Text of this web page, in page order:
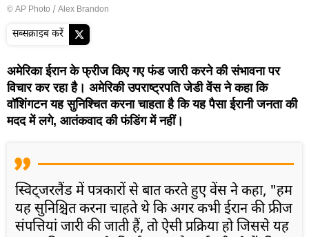
© AP Photo / Alex Brandon
सब्सक्राइब करें
अमेरिका ईरान के फ्रीज किए गए फंड जारी करने की संभावना पर
विचार कर रहा है। अमेरिकी उपराष्ट्रपति जेडी वेंस ने कहा कि
वॉशिंगटन यह सुनिश्चित करना चाहता है कि यह पैसा ईरानी जनता की
मदद में लगे, आतंकवाद की फंडिंग में नहीं।
स्विट्जरलैंड में पत्रकारों से बात करते हुए वेंस ने कहा, "हम
यह सुनिश्चित करना चाहते थे कि अगर कभी ईरान की फ्रीज
संपत्तियां जारी की जाती हैं, तो ऐसी प्रक्रिया हो जिससे यह